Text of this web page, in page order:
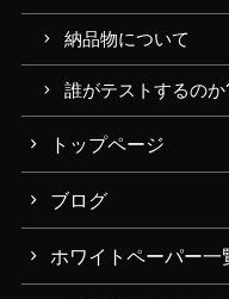
納品物について
誰がテストするの
トップページ
ブログ
ホワイトペーパー一